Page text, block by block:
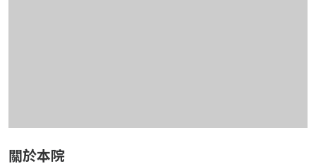
關於本院